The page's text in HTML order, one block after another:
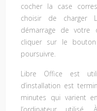
cocher la case
choisir de charger
démarrage de votre
cliquer sur le bouton
poursuivre.
Libre Office est
d’installation est
minutes qui varient